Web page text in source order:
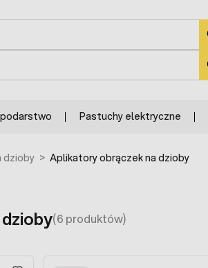
Pastuchy elektryczne
dzioby > Aplikatory obrączek na dzioby
(6 produktów)